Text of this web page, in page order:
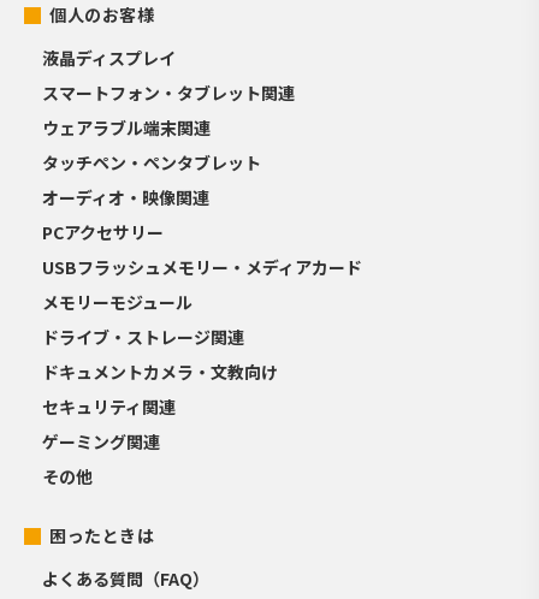
個人のお客様
液晶ディスプレイ
スマートフォン・タブレット関連
ウェアラブル端末関連
タッチペン・ペンタブレット
オーディオ・映像関連
PCアクセサリー
USBフラッシュメモリー・メディアカード
メモリーモジュール
ドライブ・ストレージ関連
ドキュメントカメラ・文教向け
セキュリティ関連
ゲーミング関連
その他
困ったときは
よくある質問（FAQ）